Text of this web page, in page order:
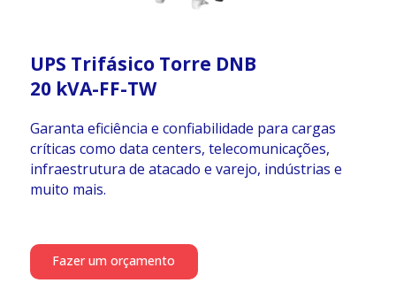
UPS Trifásico Torre DNB
20 kVA-FF-TW
Garanta eficiência e confiabilidade para cargas
críticas como data centers, telecomunicações,
infraestrutura de atacado e varejo, indústrias e
muito mais.
Fazer um orçamento